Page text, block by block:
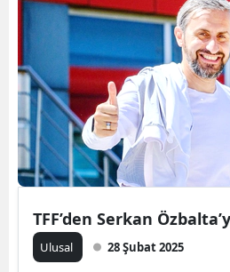
TFF’den Serkan
Ulusal 28 Şubat 2025